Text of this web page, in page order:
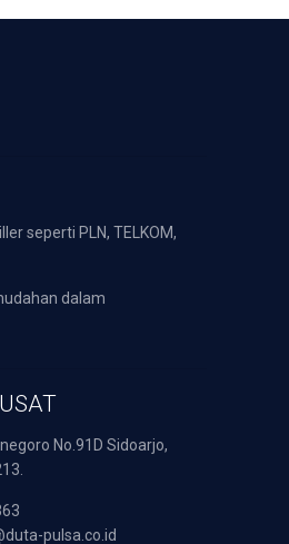
seperti PLN, TELKOM,
dalam
No.91D Sidoarjo,
pulsa.co.id